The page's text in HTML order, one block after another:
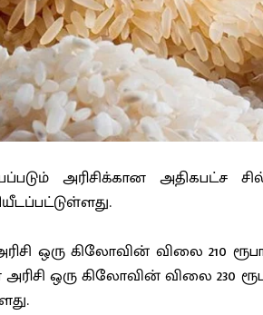
அரிசிக்கான அதிகபட்ச
ஒரு கிலோவின் விலை 210
அரிசி ஒரு கிலோவின் விலை 230